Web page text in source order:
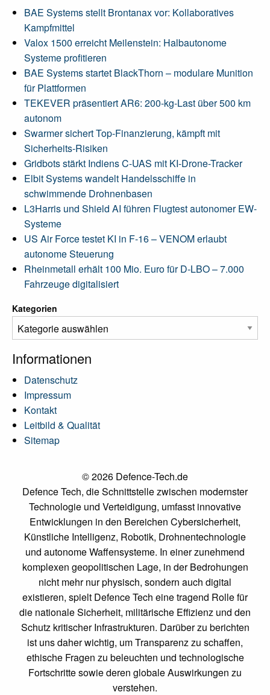
BAE Systems stellt Brontanax vor: Kollaboratives
Kampfmittel
Valox 1500 erreicht Meilenstein: Halbautonome
Systeme profitieren
BAE Systems startet BlackThorn – modulare Munition
für Plattformen
TEKEVER präsentiert AR6: 200-kg-Last über 500 km
autonom
Swarmer sichert Top-Finanzierung, kämpft mit
Sicherheits-Risiken
Gridbots stärkt Indiens C-UAS mit KI-Drone-Tracker
Elbit Systems wandelt Handelsschiffe in
schwimmende Drohnenbasen
L3Harris und Shield AI führen Flugtest autonomer EW-
Systeme
US Air Force testet KI in F-16 – VENOM erlaubt
autonome Steuerung
Rheinmetall erhält 100 Mio. Euro für D-LBO – 7.000
Fahrzeuge digitalisiert
Kategorien
Informationen
Datenschutz
Impressum
Kontakt
Leitbild & Qualität
Sitemap
© 2026 Defence-Tech.de
Defence Tech, die Schnittstelle zwischen modernster
Technologie und Verteidigung, umfasst innovative
Entwicklungen in den Bereichen Cybersicherheit,
Künstliche Intelligenz, Robotik, Drohnentechnologie
und autonome Waffensysteme. In einer zunehmend
komplexen geopolitischen Lage, in der Bedrohungen
nicht mehr nur physisch, sondern auch digital
existieren, spielt Defence Tech eine tragend Rolle für
die nationale Sicherheit, militärische Effizienz und den
Schutz kritischer Infrastrukturen. Darüber zu berichten
ist uns daher wichtig, um Transparenz zu schaffen,
ethische Fragen zu beleuchten und technologische
Fortschritte sowie deren globale Auswirkungen zu
verstehen.